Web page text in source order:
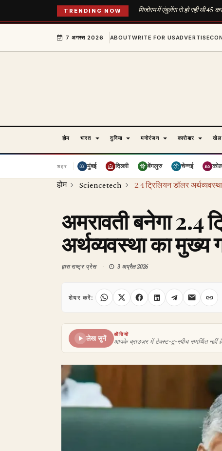
TRENDING NOW मिजोरम में एंबुलेंस से हो रही थी 45
7 अगस्त 2026 ABOUTWRITE FOR USADVERTISE
होम भारत दुनिया मनोरंजन कारोबार खेल
शहर मुंबई दिल्ली बेंगलुरु चेन्नई
होम Sciencetech 2.4 ट्रिलियन डॉलर
अमरावती बनेगा 2.4
अर्थव्यवस्था का मुख्य
द्वाराराष्ट्र प्रेस 3 अप्रैल 2026
शेयर करें:
लेख सुनें
ऑडियो
आपके ब्राउज़र में टेक्स्ट-टू-स्पीच समर्थित नहीं है